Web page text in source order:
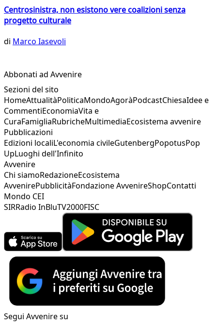
Centrosinistra, non esistono vere coalizioni senza
progetto culturale
di Marco Iasevoli
Abbonati ad Avvenire
Sezioni del sito
HomeAttualitàPoliticaMondoAgoràPodcastChiesaIdee e
CommentiEconomiaVita e
CuraFamigliaRubricheMultimediaEcosistema avvenire
Pubblicazioni
Edizioni localiL'economia civileGutenbergPopotusPop
UpLuoghi dell'Infinito
Avvenire
Chi siamoRedazioneEcosistema
AvvenirePubblicitàFondazione AvvenireShopContatti
Mondo CEI
SIRRadio InBluTV2000FISC
Segui Avvenire su